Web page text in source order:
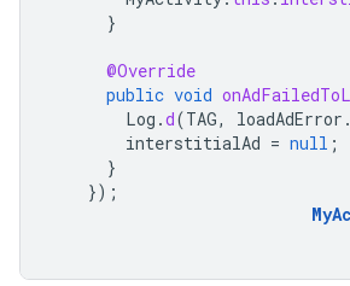
}
@Override
public void
Log .d(TAG, loadAdError .
interstitialAd = null ;
}
});